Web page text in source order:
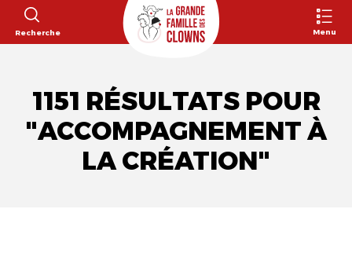
Recherche Menu
1151 RÉSULTATS POUR
"ACCOMPAGNEMENT À
LA CRÉATION"